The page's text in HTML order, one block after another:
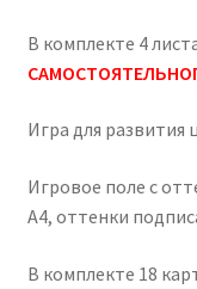
В комплекте 4
Игра для развития
Игровое поле с
А4, оттенки
В комплекте 18